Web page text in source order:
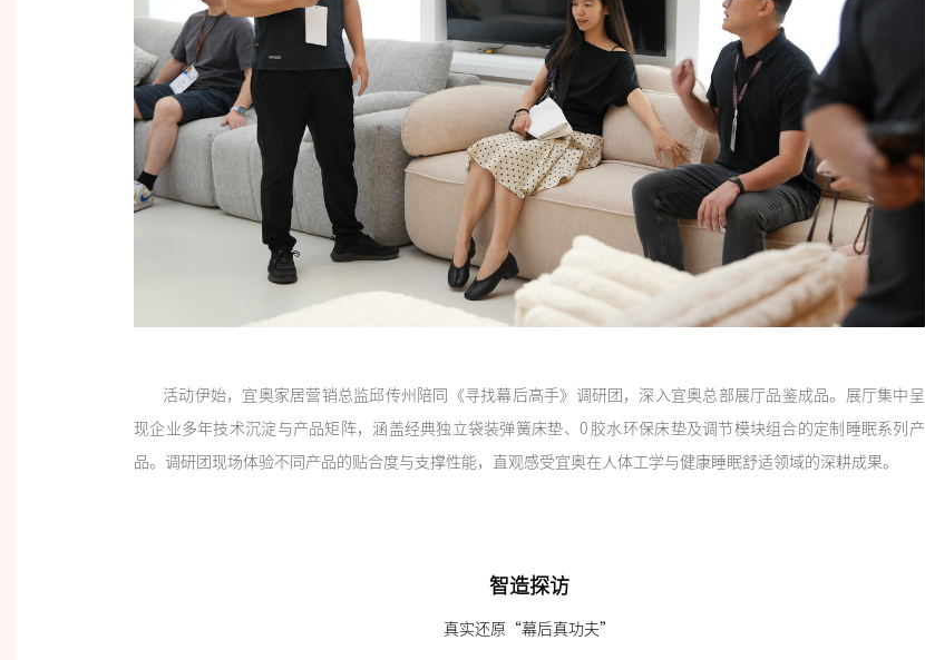
活动伊始，宜奥家居营销总监邱传州陪同《寻找幕后高手》调研团，深入宜奥总部展厅品鉴成品。展厅集中呈
现企业多年技术沉淀与产品矩阵，涵盖经典独立袋装弹簧床垫、0 胶水环保床垫及调节模块组合的定制睡眠系列产
品。调研团现场体验不同产品的贴合度与支撑性能，直观感受宜奥在人体工学与健康睡眠舒适领域的深耕成果。
智造探访
真实还原“幕后真功夫”